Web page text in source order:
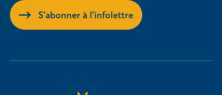
S'abonner à l'infolettre